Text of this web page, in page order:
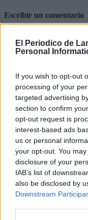
El Periodico de
Personal
If you wish to opt-out
processing of your
targeted advertising
section to confirm
opt-out request is
interest-based ads
us or personal
your opt-out. You
disclosure of your
IAB’s list of
also be disclosed by
Downstream
Escribir un comentario
(requerido)
Refescar
Enviar